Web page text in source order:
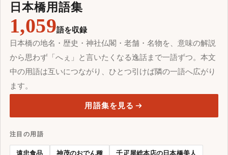
日本橋用語集
1,059語を収録
日本橋の地名・歴史・神社仏閣・老舗・名物を、意味の解説
から思わず「へぇ」と言いたくなる逸話まで一語ずつ。本文
中の用語は互いにつながり、ひとつ引けば隣の一語へ広がり
ます。
用語集を見る
注目の用語
遠忠食品 神茂のおでん種
千疋屋総本店の日本橋美人